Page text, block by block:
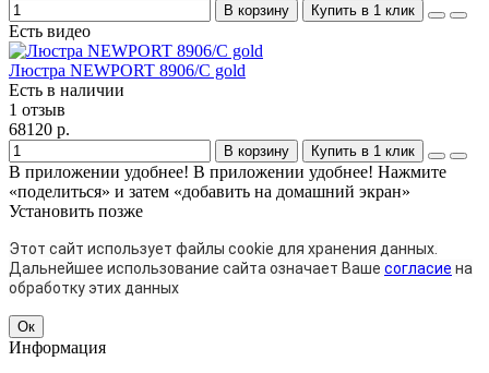
В корзину Купить в 1 клик
Есть видео
Люстра NEWPORT 8906/C gold
Есть в наличии
1 отзыв
68120 р.
В корзину Купить в 1 клик
В приложении удобнее! В приложении удобнее! Нажмите
«поделиться» и затем «добавить на домашний экран»
Установить позже
Этот сайт использует файлы cookie для хранения данных.
Дальнейшее использование сайта означает Ваше согласие на
обработку этих данных
Ок
Информация